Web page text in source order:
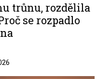
trůnu, rozdělila
se rozpadlo